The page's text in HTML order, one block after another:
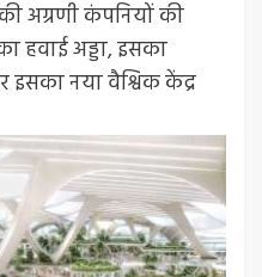
अग्रणी कंपनियों की
हवाई अड्डा, इसका
नया वैश्विक केंद्र